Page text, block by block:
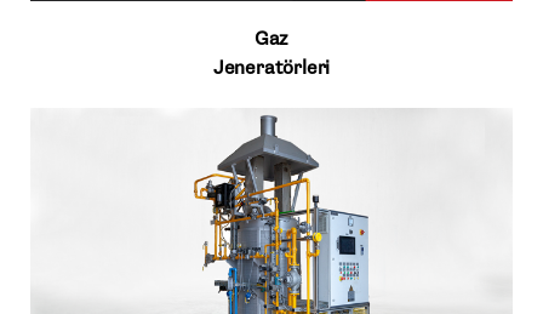
Gaz
Jeneratörleri